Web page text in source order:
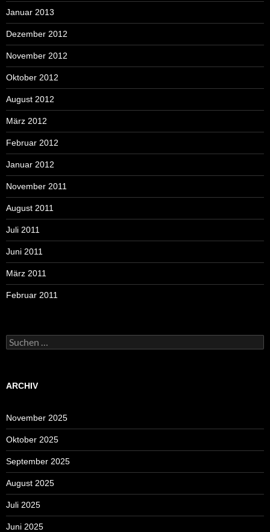
Januar 2013
Dezember 2012
November 2012
Oktober 2012
August 2012
März 2012
Februar 2012
Januar 2012
November 2011
August 2011
Juli 2011
Juni 2011
März 2011
Februar 2011
Suchen
nach:
ARCHIV
November 2025
Oktober 2025
September 2025
August 2025
Juli 2025
Juni 2025